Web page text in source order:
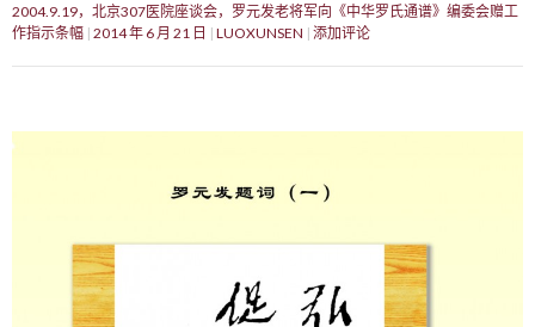
2004.9.19，北京307医院座谈会，罗元发老将军向《中华罗氏通谱》编委会赠工
作指示条幅 2014 年 6 月 21 日 LUOXUNSEN 添加评论